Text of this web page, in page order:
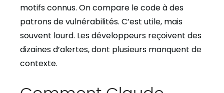
motifs connus. On compare le code à des
patrons de vulnérabilités. C’est utile, mais
souvent lourd. Les développeurs reçoivent des
dizaines d’alertes, dont plusieurs manquent de
contexte.